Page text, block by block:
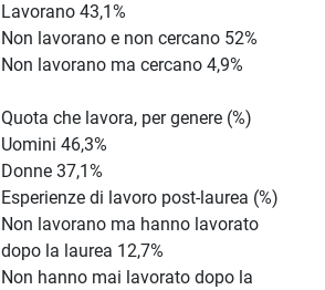
Lavorano 43,1%
Non lavorano e non cercano 52%
Non lavorano ma cercano 4,9%
Quota che lavora, per genere (%)
Uomini 46,3%
Donne 37,1%
Esperienze di lavoro post-laurea (%)
Non lavorano ma hanno lavorato
dopo la laurea 12,7%
Non hanno mai lavorato dopo la